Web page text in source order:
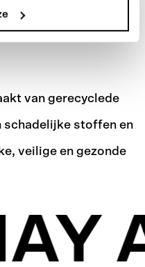
van gerecyclede
schadelijke stoffen en
veilige en gezonde